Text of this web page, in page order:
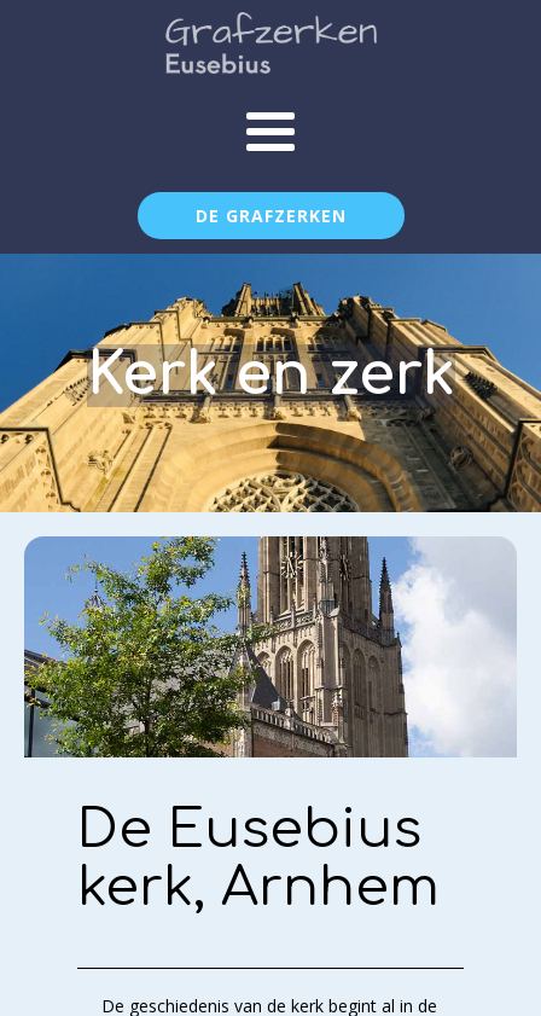
DE GRAFZERKEN
Kerk en zerk
De Eusebius
kerk, Arnhem
De geschiedenis van de kerk begint al in de